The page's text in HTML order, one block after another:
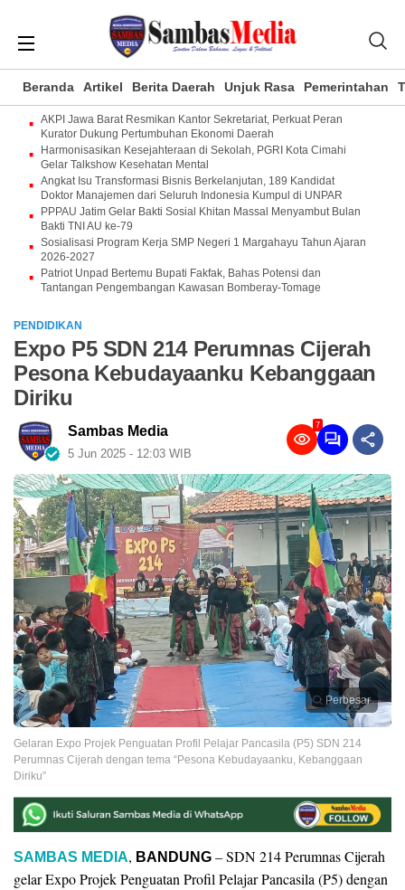
Beranda Artikel Berita Daerah Unjuk Rasa Pemerintahan
AKPI Jawa Barat Resmikan Kantor Sekretariat, Perkuat Peran
Kurator Dukung Pertumbuhan Ekonomi Daerah
Harmonisasikan Kesejahteraan di Sekolah, PGRI Kota Cimahi
Gelar Talkshow Kesehatan Mental
Angkat Isu Transformasi Bisnis Berkelanjutan, 189 Kandidat
Doktor Manajemen dari Seluruh Indonesia Kumpul di UNPAR
PPPAU Jatim Gelar Bakti Sosial Khitan Massal Menyambut Bulan
Bakti TNI AU ke-79
Sosialisasi Program Kerja SMP Negeri 1 Margahayu Tahun Ajaran
2026-2027
Patriot Unpad Bertemu Bupati Fakfak, Bahas Potensi dan
Tantangan Pengembangan Kawasan Bomberay-Tomage
PENDIDIKAN
Expo P5 SDN 214 Perumnas Cijerah
Pesona Kebudayaanku Kebanggaan
Diriku
Sambas Media
5 Jun 2025 - 12:03 WIB
7
Perbesar
Gelaran Expo Projek Penguatan Profil Pelajar Pancasila (P5) SDN 214
Perumnas Cijerah dengan tema “Pesona Kebudayaanku, Kebanggaan
Diriku”
SAMBAS MEDIA, BANDUNG – SDN 214 Perumnas Cijerah
gelar Expo Projek Penguatan Profil Pelajar Pancasila (P5) dengan